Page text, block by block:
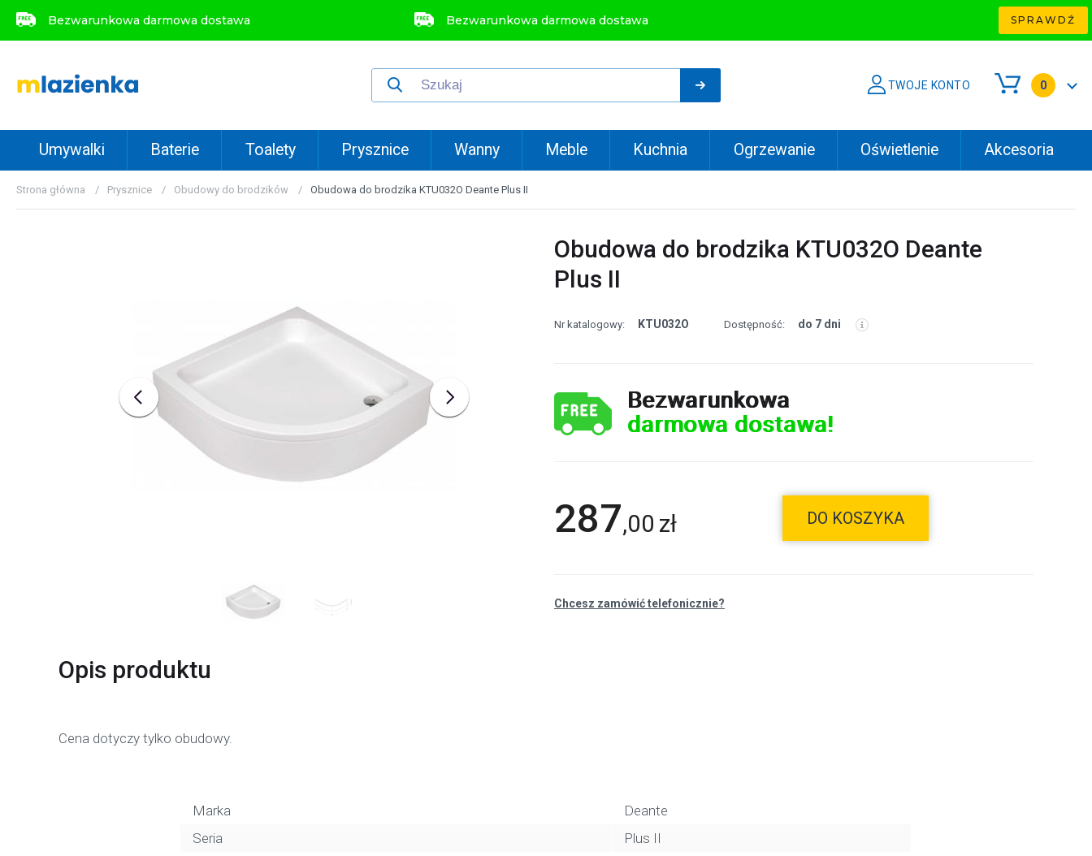
Bezwarunkowa darmowa dostawa Bezwarunkowa darmowa dostawa SPRAWDŹ
TWOJE KONTO 0
Umywalki Baterie Toalety Prysznice Wanny Meble Kuchnia Ogrzewanie Oświetlenie Akcesoria
Strona główna Prysznice Obudowy do brodzików Obudowa do brodzika KTU032O Deante Plus II
Obudowa do brodzika KTU032O Deante
Plus II
Nr katalogowy: KTU032O Dostępność: do 7 dni
Bezwarunkowa
darmowa dostawa!
287,00 zł DO KOSZYKA
Chcesz zamówić telefonicznie?
Opis produktu
Cena dotyczy tylko obudowy.
Marka
Deante
Seria
Plus II